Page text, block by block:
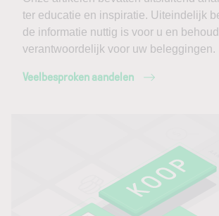
ter educatie en inspiratie. Uiteindelijk
de informatie nuttig is voor u en
verantwoordelijk voor uw beleggingen.
Veelbesproken aandelen